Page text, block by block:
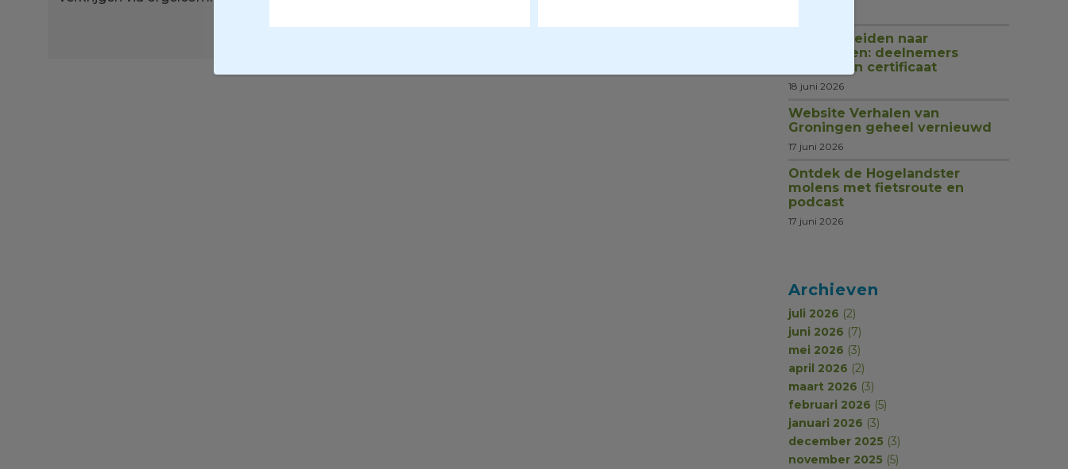
Van rondleiden naar
begeleiden: deelnemers
ontvangen certificaat
18 juni 2026
Website Verhalen van
Groningen geheel vernieuwd
17 juni 2026
Ontdek de Hogelandster
molens met fietsroute en
podcast
17 juni 2026
Archieven
juli 2026 (2)
juni 2026 (7)
mei 2026 (3)
april 2026 (2)
maart 2026 (3)
februari 2026 (5)
januari 2026 (3)
december 2025 (3)
november 2025 (5)